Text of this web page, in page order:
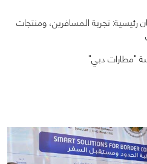
رئيسية: تجربة المسافرين، ومنتجات